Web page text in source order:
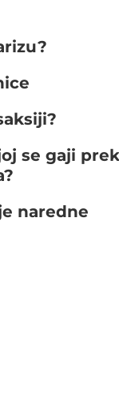
se gaji
naredne